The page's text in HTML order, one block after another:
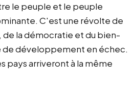
le peuple et le peuple
C'est une révolte de
de la démocratie et du bien-
développement en échec.
pays arriveront à la même